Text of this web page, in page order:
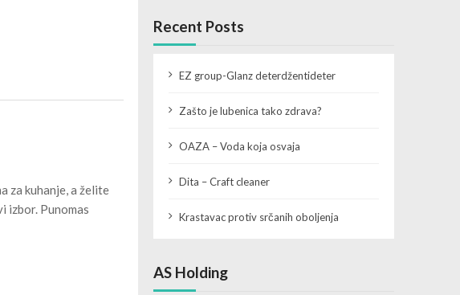
za kuhanje, a želite
izbor. Punomas
Recent Posts
EZ group-Glanz deterdžentideter
Zašto je lubenica tako zdrava?
OAZA – Voda koja osvaja
Dita – Craft cleaner
Krastavac protiv srčanih oboljenja
AS Holding